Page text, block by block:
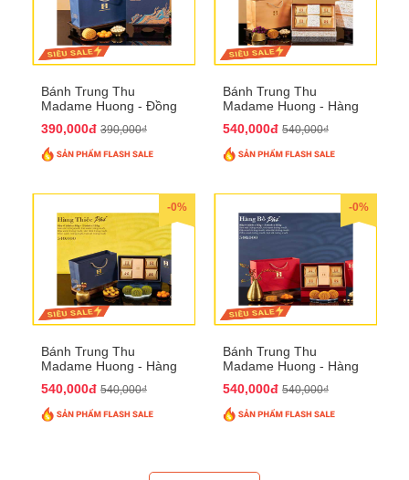
Bánh Trung Thu
Madame Huong - Đồng
390,000đ 390,000₫
Bánh Trung Thu
Madame Huong - Hàng
540,000đ 540,000₫
-0%
Bánh Trung Thu
Madame Huong - Hàng
540,000đ 540,000₫
-0%
Bánh Trung Thu
Madame Huong - Hàng
540,000đ 540,000₫